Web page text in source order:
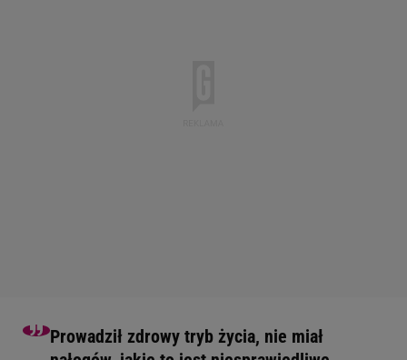
Prowadził zdrowy tryb życia, nie miał